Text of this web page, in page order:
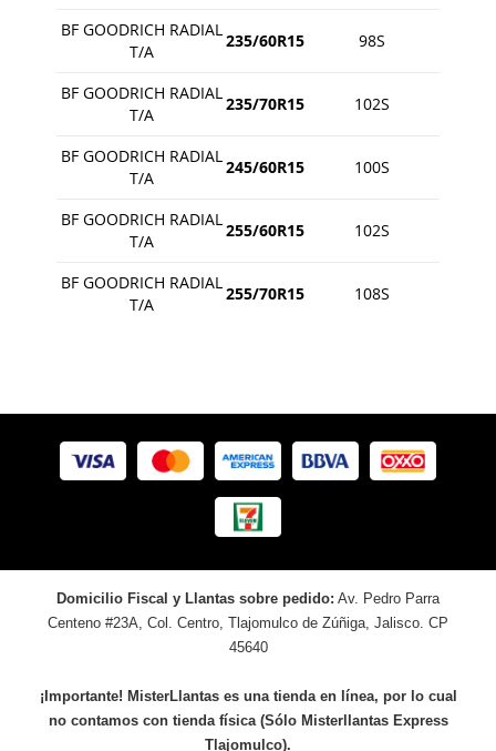
BF GOODRICH RADIAL
T/A
235/60R15 98S
BF GOODRICH RADIAL
T/A
235/70R15 102S
BF GOODRICH RADIAL
T/A
245/60R15 100S
BF GOODRICH RADIAL
T/A
255/60R15 102S
BF GOODRICH RADIAL
T/A
255/70R15 108S
Domicilio Fiscal y Llantas sobre pedido: Av. Pedro Parra
Centeno #23A, Col. Centro, Tlajomulco de Zúñiga, Jalisco. CP
45640
¡Importante! MisterLlantas es una tienda en línea, por lo cual
no contamos con tienda física (Sólo Misterllantas Express
Tlajomulco).